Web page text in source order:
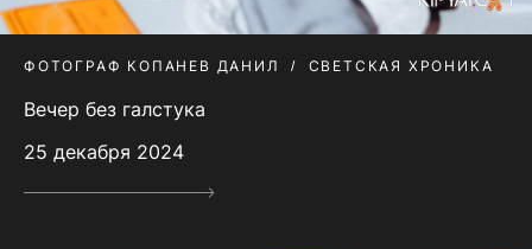
ФОТОГРАФ КОПАНЕВ ДАНИЛ СВЕТСКАЯ ХРОНИКА
Вечер без галстука
25 декабря 2024